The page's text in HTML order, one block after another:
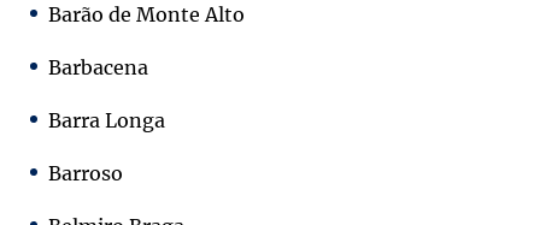
Barão de Monte Alto
Barbacena
Barra Longa
Barroso